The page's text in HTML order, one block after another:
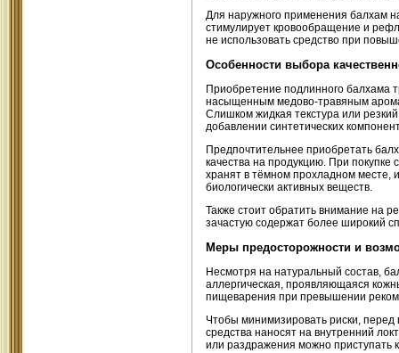
Для наружного применения балхам
стимулирует кровообращение и
не использовать средство при
Особенности выбора
Приобретение подлинного балхама
насыщенным медово-травяным
Слишком жидкая текстура или
добавлении синтетических
Предпочтительнее приобретать
качества на продукцию. При покупке
хранят в тёмном прохладном месте,
биологически активных веществ.
Также стоит обратить внимание на
зачастую содержат более широкий
Меры предосторожности и
Несмотря на натуральный состав,
аллергическая, проявляющаяся
пищеварения при превышении
Чтобы минимизировать риски, перед
средства наносят на внутренний
или раздражения можно приступать